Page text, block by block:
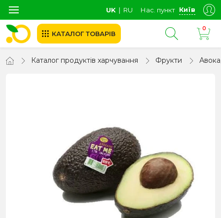
UK ∣ RU Нас. пункт Київ
КАТАЛОГ ТОВАРІВ
0
Каталог продуктів харчування Фрукти